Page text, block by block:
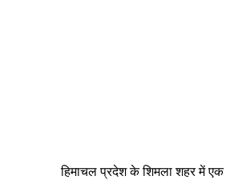
हिमाचल प्रदेश के शिमला शहर में